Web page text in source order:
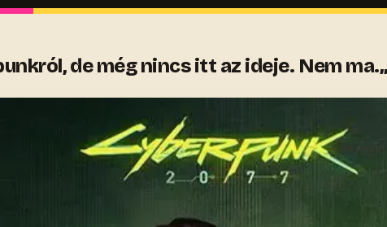
de még nincs itt az ideje. Nem ma.„